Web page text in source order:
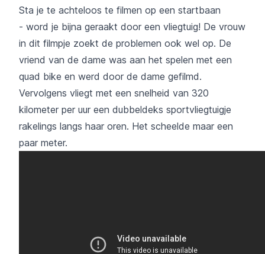
Sta je te achteloos te filmen op een startbaan
- word je bijna geraakt door een vliegtuig! De vrouw
in dit filmpje zoekt de problemen ook wel op. De
vriend van de dame was aan het spelen met een
quad bike en werd door de dame gefilmd.
Vervolgens vliegt met een snelheid van 320
kilometer per uur een dubbeldeks sportvliegtuigje
rakelings langs haar oren. Het scheelde maar een
paar meter.